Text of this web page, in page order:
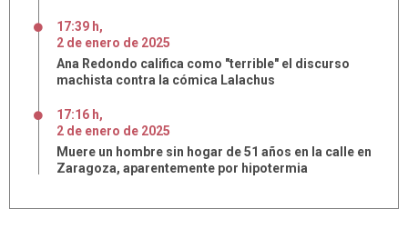
17:39 h,
2 de enero de 2025
Ana Redondo califica como "terrible" el discurso
machista contra la cómica Lalachus
17:16 h,
2 de enero de 2025
Muere un hombre sin hogar de 51 años en la calle en
Zaragoza, aparentemente por hipotermia